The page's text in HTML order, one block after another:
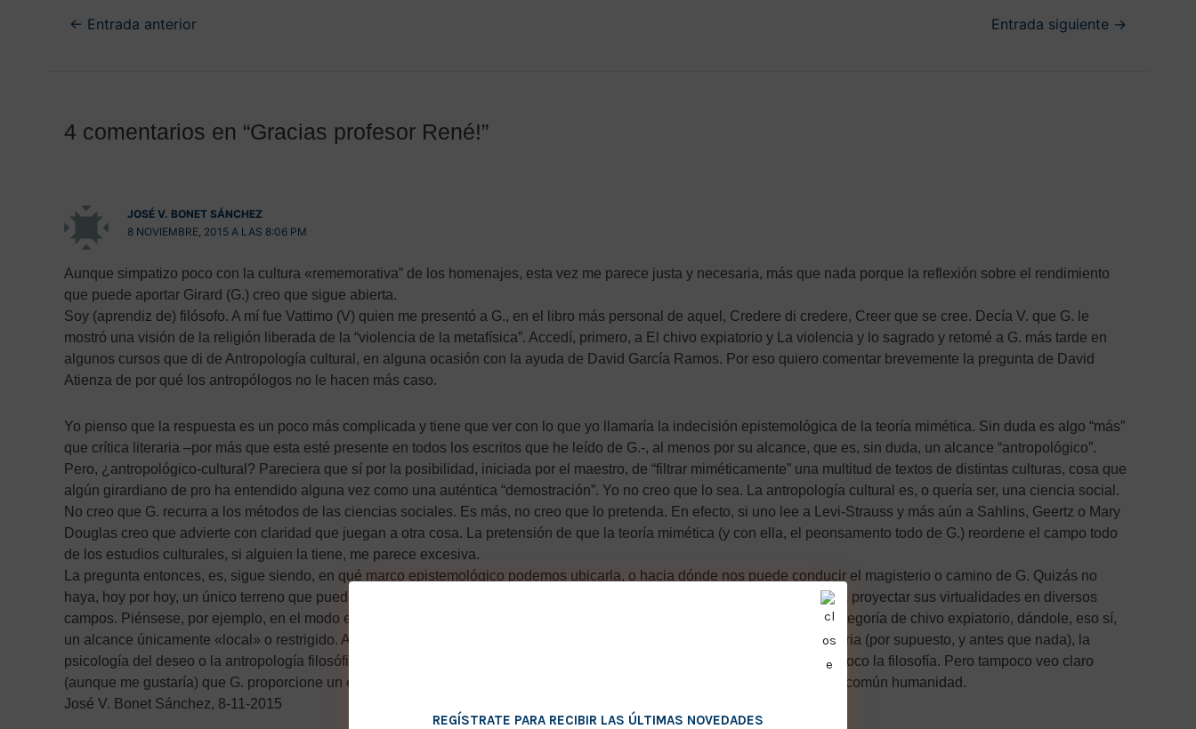
REGÍSTRATE PARA RECIBIR LAS ÚLTIMAS NOVEDADES
← Entrada anterior Entrada siguiente →
4 comentarios en “Gracias profesor René!”
JOSÉ V. BONET SÁNCHEZ
8 NOVIEMBRE, 2015 A LAS 8:06 PM
Aunque simpatizo poco con la cultura «rememorativa” de los homenajes, esta vez me parece justa y necesaria, más que nada porque la reflexión sobre el rendimiento
que puede aportar Girard (G.) creo que sigue abierta.
Soy (aprendiz de) filósofo. A mí fue Vattimo (V) quien me presentó a G., en el libro más personal de aquel, Credere di credere, Creer que se cree. Decía V. que G. le
mostró una visión de la religión liberada de la “violencia de la metafísica”. Accedí, primero, a El chivo expiatorio y La violencia y lo sagrado y retomé a G. más tarde en
algunos cursos que di de Antropología cultural, en alguna ocasión con la ayuda de David García Ramos. Por eso quiero comentar brevemente la pregunta de David
Atienza de por qué los antropólogos no le hacen más caso.
Yo pienso que la respuesta es un poco más complicada y tiene que ver con lo que yo llamaría la indecisión epistemológica de la teoría mimética. Sin duda es algo “más”
que crítica literaria –por más que esta esté presente en todos los escritos que he leído de G.-, al menos por su alcance, que es, sin duda, un alcance “antropológico”.
Pero, ¿antropológico-cultural? Pareciera que sí por la posibilidad, iniciada por el maestro, de “filtrar miméticamente” una multitud de textos de distintas culturas, cosa que
algún girardiano de pro ha entendido alguna vez como una auténtica “demostración”. Yo no creo que lo sea. La antropología cultural es, o quería ser, una ciencia social.
No creo que G. recurra a los métodos de las ciencias sociales. Es más, no creo que lo pretenda. En efecto, si uno lee a Levi-Strauss y más aún a Sahlins, Geertz o Mary
Douglas creo que advierte con claridad que juegan a otra cosa. La pretensión de que la teoría mimética (y con ella, el peonsamento todo de G.) reordene el campo todo
de los estudios culturales, si alguien la tiene, me parece excesiva.
La pregunta entonces, es, sigue siendo, en qué marco epistemológico podemos ubicarla, o hacia dónde nos puede conducir el magisterio o camino de G. Quizás no
haya, hoy por hoy, un único terreno que pueda asimilar la teoría mimética o que deba ser reformateado por ella. Quizá pueda proyectar sus virtualidades en diversos
campos. Piénsese, por ejemplo, en el modo en que la filosofía y ciencias políticas han asimilado, con toda naturalidad, la categoría de chivo expiatorio, dándole, eso sí,
un alcance únicamente «local» o restrigido. Algo así, o amás amplio, puede ocurrir en la filosofía de la cultura, la crítica literaria (por supuesto, y antes que nada), la
psicología del deseo o la antropología filosófica. A mí me interesa en particular este último, por más que a G. le preocupara poco la filosofía. Pero tampoco veo claro
(aunque me gustaría) que G. proporcione un enfoque o una vía de respuesta global a la pregunta de cómo entender nuestra común humanidad.
José V. Bonet Sánchez, 8-11-2015